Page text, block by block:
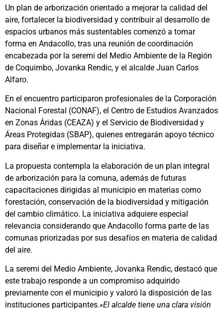
Un plan de arborización orientado a mejorar la calidad del
aire, fortalecer la biodiversidad y contribuir al desarrollo de
espacios urbanos más sustentables comenzó a tomar
forma en Andacollo, tras una reunión de coordinación
encabezada por la seremi del Medio Ambiente de la Región
de Coquimbo, Jovanka Rendic, y el alcalde Juan Carlos
Alfaro.
En el encuentro participaron profesionales de la Corporación
Nacional Forestal (CONAF), el Centro de Estudios Avanzados
en Zonas Áridas (CEAZA) y el Servicio de Biodiversidad y
Áreas Protegidas (SBAP), quienes entregarán apoyo técnico
para diseñar e implementar la iniciativa.
La propuesta contempla la elaboración de un plan integral
de arborización para la comuna, además de futuras
capacitaciones dirigidas al municipio en materias como
forestación, conservación de la biodiversidad y mitigación
del cambio climático. La iniciativa adquiere especial
relevancia considerando que Andacollo forma parte de las
comunas priorizadas por sus desafíos en materia de calidad
del aire.
La seremi del Medio Ambiente, Jovanka Rendic, destacó que
este trabajo responde a un compromiso adquirido
previamente con el municipio y valoró la disposición de las
instituciones participantes.«El alcalde tiene una clara visión